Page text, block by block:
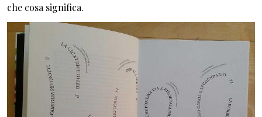
che cosa significa.